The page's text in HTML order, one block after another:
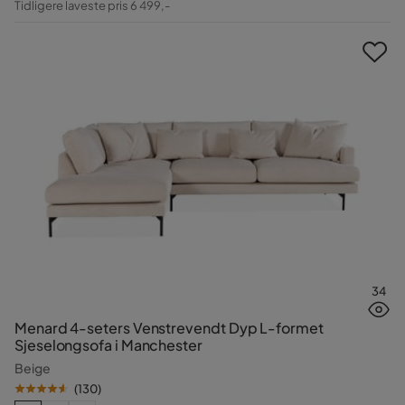
Tidligere laveste pris 6 499,-
34
Menard 4-seters Venstrevendt Dyp L-formet
Sjeselongsofa i Manchester
Beige
(130)